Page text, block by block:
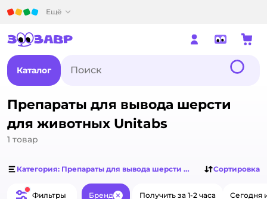
Ещё
Каталог
Препараты для вывода шерсти
для животных Unitabs
1 товар
Категория: Препараты для вывода шерсти для животных
Сортировка
Фильтры Бренд Получить за 1-2 часа Сегодня